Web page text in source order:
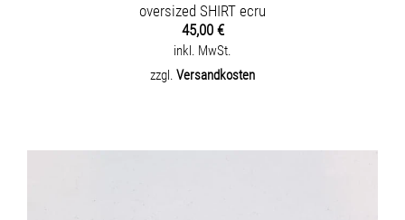
oversized SHIRT ecru
45,00 €
inkl. MwSt.
zzgl. Versandkosten